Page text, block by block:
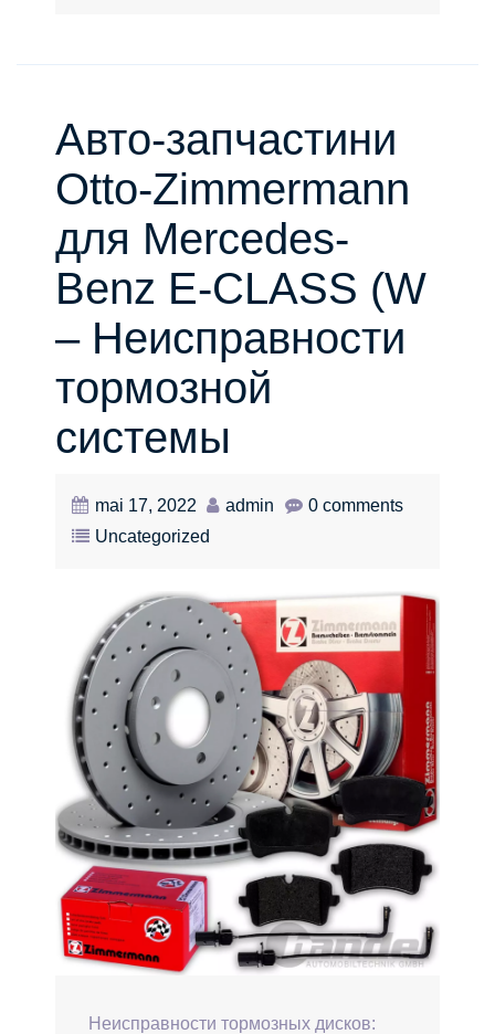
Авто-запчастини
Otto-Zimmermann
для Mercedes-
Benz E-CLASS (W
– Неисправности
тормозной
системы
mai 17, 2022 admin
0 comments
Uncategorized
Неисправности тормозных дисков: